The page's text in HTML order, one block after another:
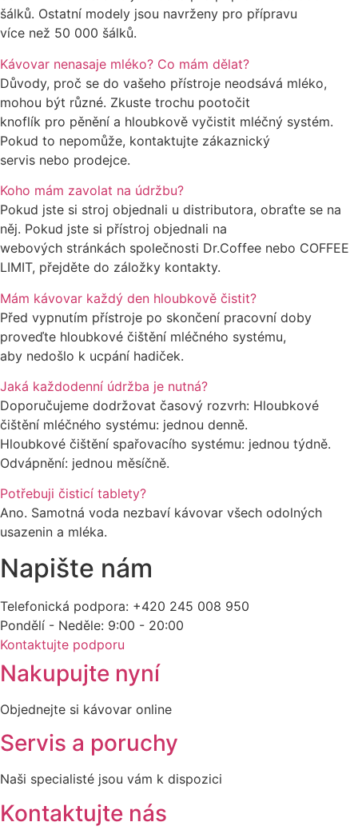
šálků. Ostatní modely jsou navrženy pro přípravu
více než 50 000 šálků.
Kávovar nenasaje mléko? Co mám dělat?
Důvody, proč se do vašeho přístroje neodsává mléko,
mohou být různé. Zkuste trochu pootočit
knoflík pro pěnění a hloubkově vyčistit mléčný systém.
Pokud to nepomůže, kontaktujte zákaznický
servis nebo prodejce.
Koho mám zavolat na údržbu?
Pokud jste si stroj objednali u distributora, obraťte se na
něj. Pokud jste si přístroj objednali na
webových stránkách společnosti Dr.Coffee nebo COFFEE
LIMIT, přejděte do záložky kontakty.
Mám kávovar každý den hloubkově čistit?
Před vypnutím přístroje po skončení pracovní doby
proveďte hloubkové čištění mléčného systému,
aby nedošlo k ucpání hadiček.
Jaká každodenní údržba je nutná?
Doporučujeme dodržovat časový rozvrh: Hloubkové
čištění mléčného systému: jednou denně.
Hloubkové čištění spařovacího systému: jednou týdně.
Odvápnění: jednou měsíčně.
Potřebuji čisticí tablety?
Ano. Samotná voda nezbaví kávovar všech odolných
usazenin a mléka.
Napište nám
Telefonická podpora: +420 245 008 950
Pondělí - Neděle: 9:00 - 20:00
Kontaktujte podporu
Nakupujte nyní
Objednejte si kávovar online
Servis a poruchy
Naši specialisté jsou vám k dispozici
Kontaktujte nás